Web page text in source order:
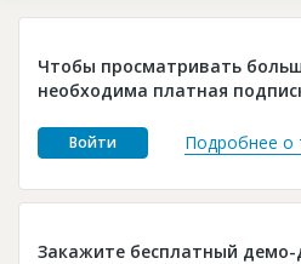
Платные услуги
Пресс-релизы
Чтобы просматривать
необходима платная
Войти Подробнее о
Закажите бесплатный демо-